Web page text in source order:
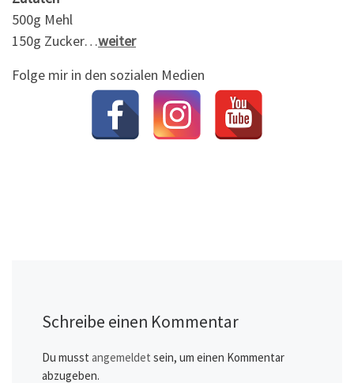
500g Mehl
150g Zucker…weiter
Folge mir in den sozialen Medien
Schreibe einen Kommentar
Du musst angemeldet sein, um einen Kommentar
abzugeben.